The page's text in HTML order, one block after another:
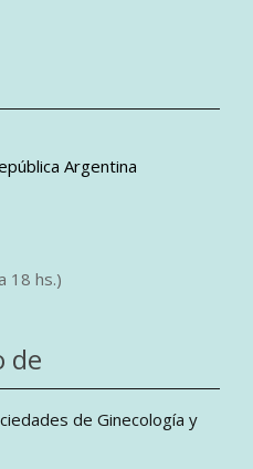
Argentina
18 hs.)
de
de Ginecología y